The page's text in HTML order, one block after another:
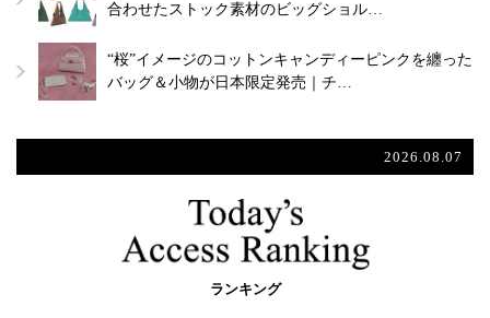
合わせたストック素材のビッグショル…
“桜”イメージのコットンキャンディーピンクを纏った
バッグ＆小物が日本限定発売｜チ…
2026.08.07
ランキング